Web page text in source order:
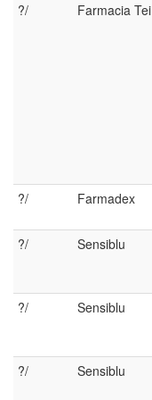
?/
Farmacia Tei
?/
Farmadex
?/
Sensiblu
?/ Sensiblu
?/ Sensiblu